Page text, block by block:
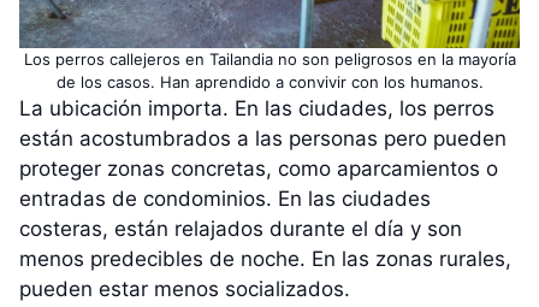
Los perros callejeros en Tailandia no son peligrosos en la mayoría
de los casos. Han aprendido a convivir con los humanos.
La ubicación importa. En las ciudades, los perros
están acostumbrados a las personas pero pueden
proteger zonas concretas, como aparcamientos o
entradas de condominios. En las ciudades
costeras, están relajados durante el día y son
menos predecibles de noche. En las zonas rurales,
pueden estar menos socializados.